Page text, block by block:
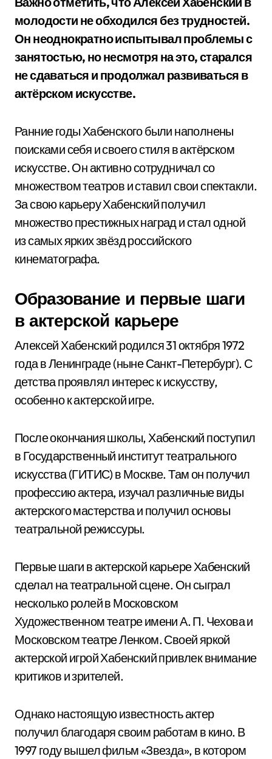
молодости не обходился без трудностей.
Он неоднократно испытывал проблемы с
занятостью, но несмотря на это, старался
не сдаваться и продолжал развиваться в
актёрском искусстве.
Ранние годы Хабенского были наполнены
поисками себя и своего стиля в актёрском
искусстве. Он активно сотрудничал со
множеством театров и ставил свои спектакли.
За свою карьеру Хабенский получил
множество престижных наград и стал одной
из самых ярких звёзд российского
кинематографа.
Образование и первые шаги
в актерской карьере
Алексей Хабенский родился 31 октября 1972
года в Ленинграде (ныне Санкт-Петербург). С
детства проявлял интерес к искусству,
особенно к актерской игре.
После окончания школы, Хабенский поступил
в Государственный институт театрального
искусства (ГИТИС) в Москве. Там он получил
профессию актера, изучал различные виды
актерского мастерства и получил основы
театральной режиссуры.
Первые шаги в актерской карьере Хабенский
сделал на театральной сцене. Он сыграл
несколько ролей в Московском
Художественном театре имени А. П. Чехова и
Московском театре Ленком. Своей яркой
актерской игрой Хабенский привлек внимание
критиков и зрителей.
Однако настоящую известность актер
получил благодаря своим работам в кино. В
1997 году вышел фильм «Звезда», в котором